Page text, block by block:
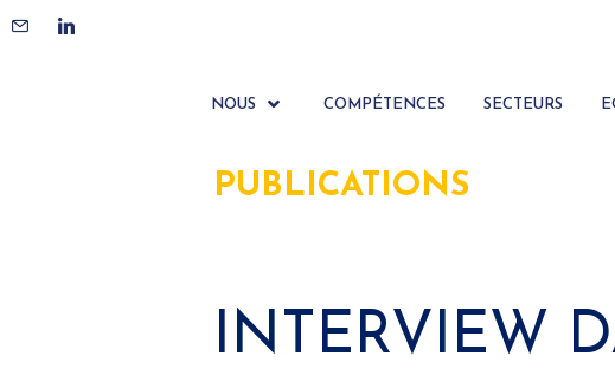
NOUS COMPÉTENCES SECTEURS
PUBLICATIONS
INTERVIEW